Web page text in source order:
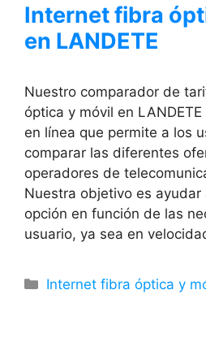
Internet fibra
en LANDETE
Nuestro comparador de
óptica y móvil en
en línea que permite a los
comparar las diferentes
operadores de
Nuestra objetivo es
opción en función de las
usuario, ya sea en
Categorías
Internet fibra óptica y